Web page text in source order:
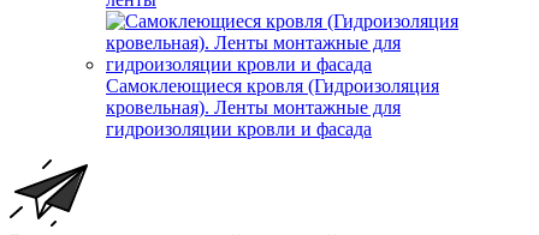
Самоклеющиеся кровля (Гидроизоляция
кровельная). Ленты монтажные для
гидроизоляции кровли и фасада